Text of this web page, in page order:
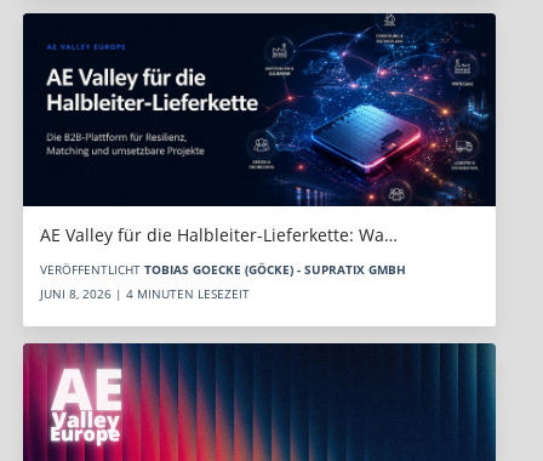
AE Valley für die Halbleiter-Lieferkette: Wa…
VERÖFFENTLICHT TOBIAS GOECKE (GÖCKE) - SUPRATIX GMBH
JUNI 8, 2026 | 4 MINUTEN LESEZEIT